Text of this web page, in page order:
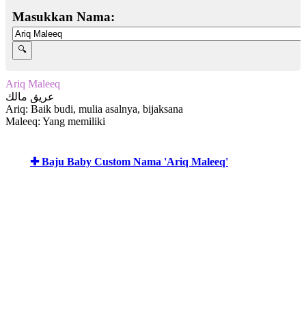
Masukkan Nama:
Ariq Maleeq
عريق مالك
Ariq: Baik budi, mulia asalnya, bijaksana
Maleeq: Yang memiliki
✚ Baju Baby Custom Nama 'Ariq Maleeq'